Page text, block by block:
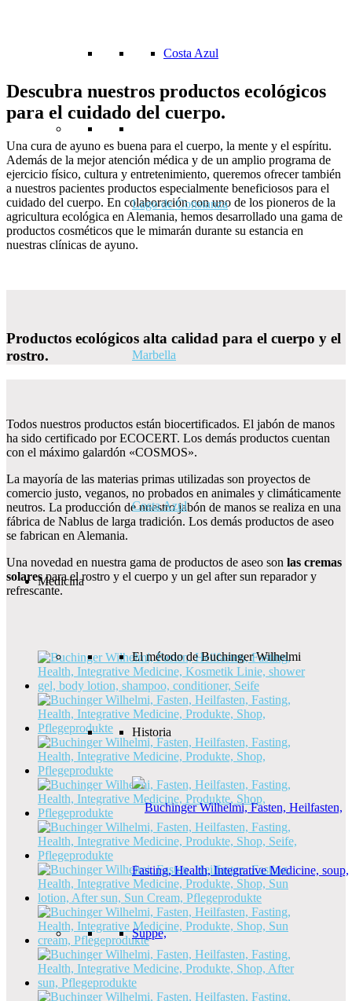
Costa Azul
Lago de Constanza
Marbella
Costa Azul
Medicina
El método de Buchinger Wilhelmi
Historia
Descubra nuestros productos ecológicos
para el cuidado del cuerpo.
Una cura de ayuno es buena para el cuerpo, la mente y el espíritu.
Además de la mejor atención médica y de un amplio programa de
ejercicio físico, cultura y entretenimiento, queremos ofrecer también
a nuestros pacientes productos especialmente beneficiosos para el
cuidado del cuerpo. En colaboración con uno de los pioneros de la
agricultura ecológica en Alemania, hemos desarrollado una gama de
productos cosméticos que le mimarán durante su estancia en
nuestras clínicas de ayuno.
Productos ecológicos alta calidad para el cuerpo y el
rostro.
Todos nuestros productos están biocertificados. El jabón de manos
ha sido certificado por ECOCERT. Los demás productos cuentan
con el máximo galardón «COSMOS».
La mayoría de las materias primas utilizadas son proyectos de
comercio justo, veganos, no probados en animales y climáticamente
neutros. La producción de nuestro jabón de manos se realiza en una
fábrica de Nablus de larga tradición. Los demás productos de aseo
se fabrican en Alemania.
Una novedad en nuestra gama de productos de aseo son las cremas
solarespara el rostro y el cuerpo y un gel after sun reparador y
refrescante.